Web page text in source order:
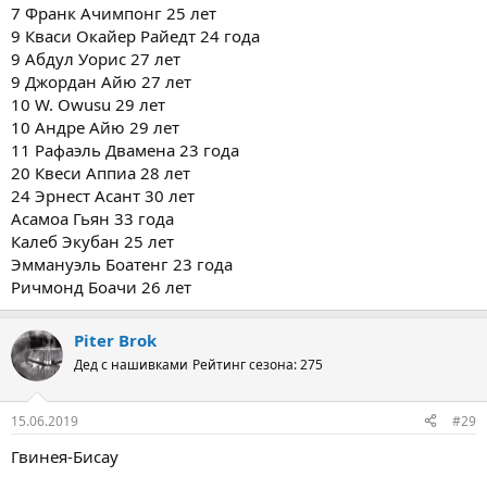
7 Франк Ачимпонг 25 лет
9 Кваси Окайер Райедт 24 года
9 Абдул Уорис 27 лет
9 Джордан Айю 27 лет
10 W. Owusu 29 лет
10 Андре Айю 29 лет
11 Рафаэль Двамена 23 года
20 Квеси Аппиа 28 лет
24 Эрнест Асант 30 лет
Асамоа Гьян 33 года
Калеб Экубан 25 лет
Эммануэль Боатенг 23 года
Ричмонд Боачи 26 лет
Piter Brok
Дед с нашивками Рейтинг сезона: 275
15.06.2019 #29
Гвинея-Бисау